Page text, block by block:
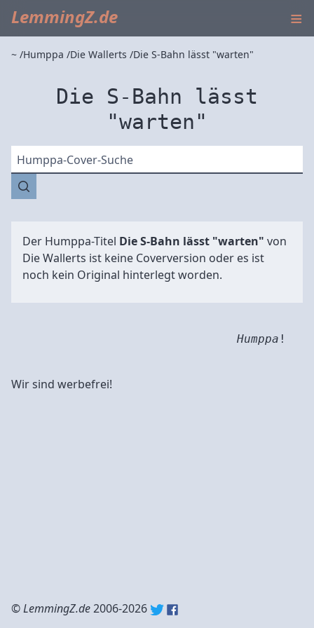
LemmingZ.de ≡
~ Humppa Die Wallerts Die S-Bahn lässt "warten"
Die S-Bahn lässt
"warten"
Humppa-Cover-Suche
Der Humppa-Titel Die S-Bahn lässt "warten" von
Die Wallerts ist keine Coverversion oder es ist
noch kein Original hinterlegt worden.
Humppa !
Wir sind werbefrei!
©LemmingZ.de2006-2026